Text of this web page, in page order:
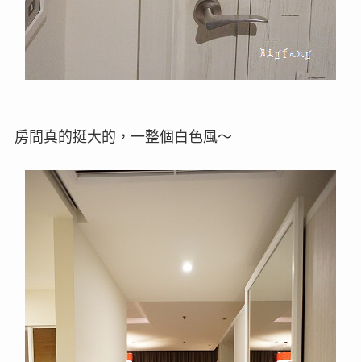
房間真的挺大的，一整個白色風～